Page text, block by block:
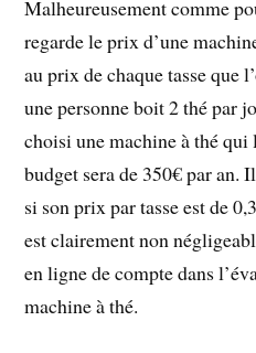
Malheureusement comme
regarde le prix d’une
au prix de chaque tasse que
une personne boit 2 thé par
choisi une machine à thé qui
budget sera de 350€ par an.
si son prix par tasse est de
est clairement non
en ligne de compte dans
machine à thé.